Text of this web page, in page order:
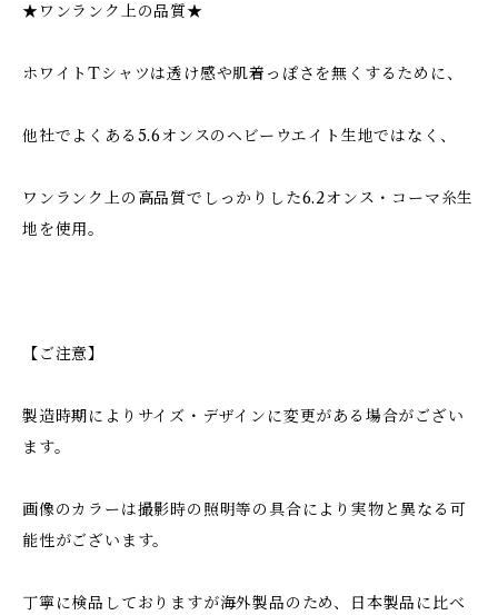
★ワンランク上の品質★
ホワイトTシャツは透け感や肌着っぽさを無くするために、
他社でよくある5.6オンスのヘビーウエイト生地ではなく、
ワンランク上の高品質でしっかりした6.2オンス・コーマ糸生
地を使用。
【ご注意】
製造時期によりサイズ・デザインに変更がある場合がござい
ます。
画像のカラーは撮影時の照明等の具合により実物と異なる可
能性がございます。
丁寧に検品しておりますが海外製品のため、日本製品に比べ